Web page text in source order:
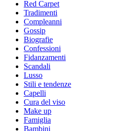
Red Carpet
Tradimenti
Compleanni
Gossip
Biografie
Confessioni
Fidanzamenti
Scandali
Lusso
Stili e tendenze
Capelli
Cura del viso
Make up
Famiglia
Bambini